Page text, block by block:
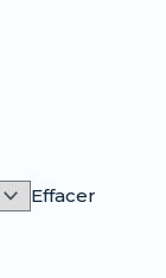
Effacer